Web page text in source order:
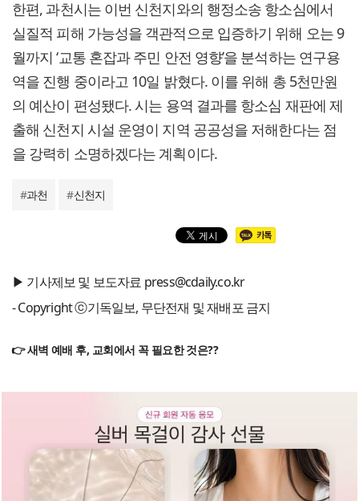
한편, 과천시는 이번 신천지와의 행정소송 항소심에서
실질적 피해 가능성을 객관적으로 입증하기 위해 오는 9
월까지 ‘교통 혼잡과 주민 안전 영향’을 분석하는 연구용
역을 진행 중이라고 10일 밝혔다. 이를 위해 총 5천만원
의 예산이 편성됐다. 시는 용역 결과를 항소심 재판에 제
출해 신천지 시설 운영이 지역 공공성을 저해한다는 점
을 강력히 소명하겠다는 계획이다.
#과천 #신천지
▶ 기사제보 및 보도자료 press@cdaily.co.kr
- Copyright ⓒ기독일보, 무단전재 및 재배포 금지
👉 새벽 예배 후, 교회에서 꼭 필요한 것은??